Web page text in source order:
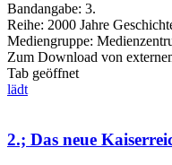
Bandangabe: 3.
Reihe: 2000 Jahre
Mediengruppe:
Zum Download von
Tab geöffnet
lädt
2.; Das neue